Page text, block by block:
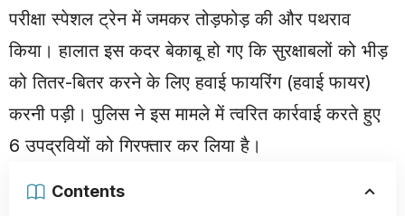
परीक्षा स्पेशल ट्रेन में जमकर तोड़फोड़ की और पथराव
किया। हालात इस कदर बेकाबू हो गए कि सुरक्षाबलों को भीड़
को तितर-बितर करने के लिए हवाई फायरिंग (हवाई फायर)
करनी पड़ी। पुलिस ने इस मामले में त्वरित कार्रवाई करते हुए
6 उपद्रवियों को गिरफ्तार कर लिया है।
Contents